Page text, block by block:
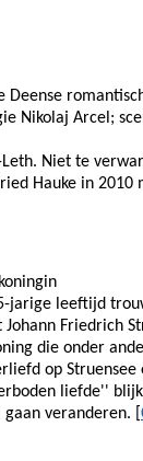
Deense
Nikolaj Arcel;
Leth. Niet te
Hauke in 2010
jarige leeftijd
Friedrich
die onder
op Struensee
liefde''
veranderen. [